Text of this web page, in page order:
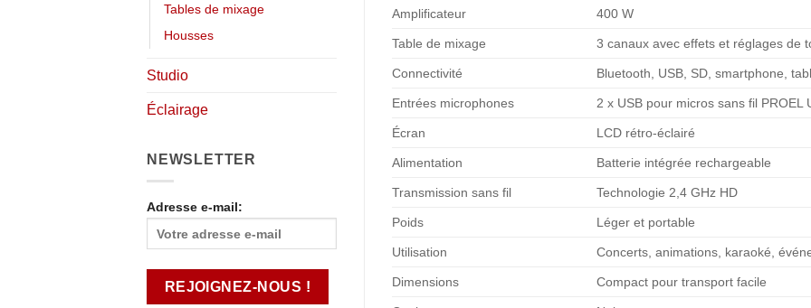
Tables de mixage
Housses
Studio
Éclairage
NEWSLETTER
Adresse e-mail:
Amplificateur 400 W
Table de mixage 3 canaux avec effets et réglages de
Connectivité Bluetooth, USB, SD, smartphone,
Entrées microphones 2 x USB pour micros sans fil PROEL
Écran LCD rétro-éclairé
Alimentation Batterie intégrée rechargeable
Transmission sans fil Technologie 2,4 GHz HD
Poids Léger et portable
Utilisation Concerts, animations, karaoké,
Dimensions Compact pour transport facile